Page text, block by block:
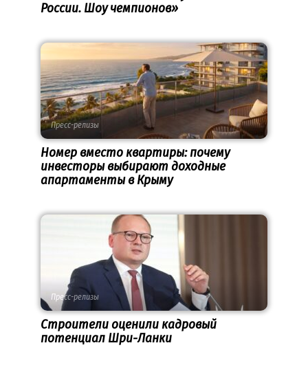
России. Шоу чемпионов»
Пресс-релизы
Номер вместо квартиры: почему
инвесторы выбирают доходные
апартаменты в Крыму
Пресс-релизы
Строители оценили кадровый
потенциал Шри-Ланки